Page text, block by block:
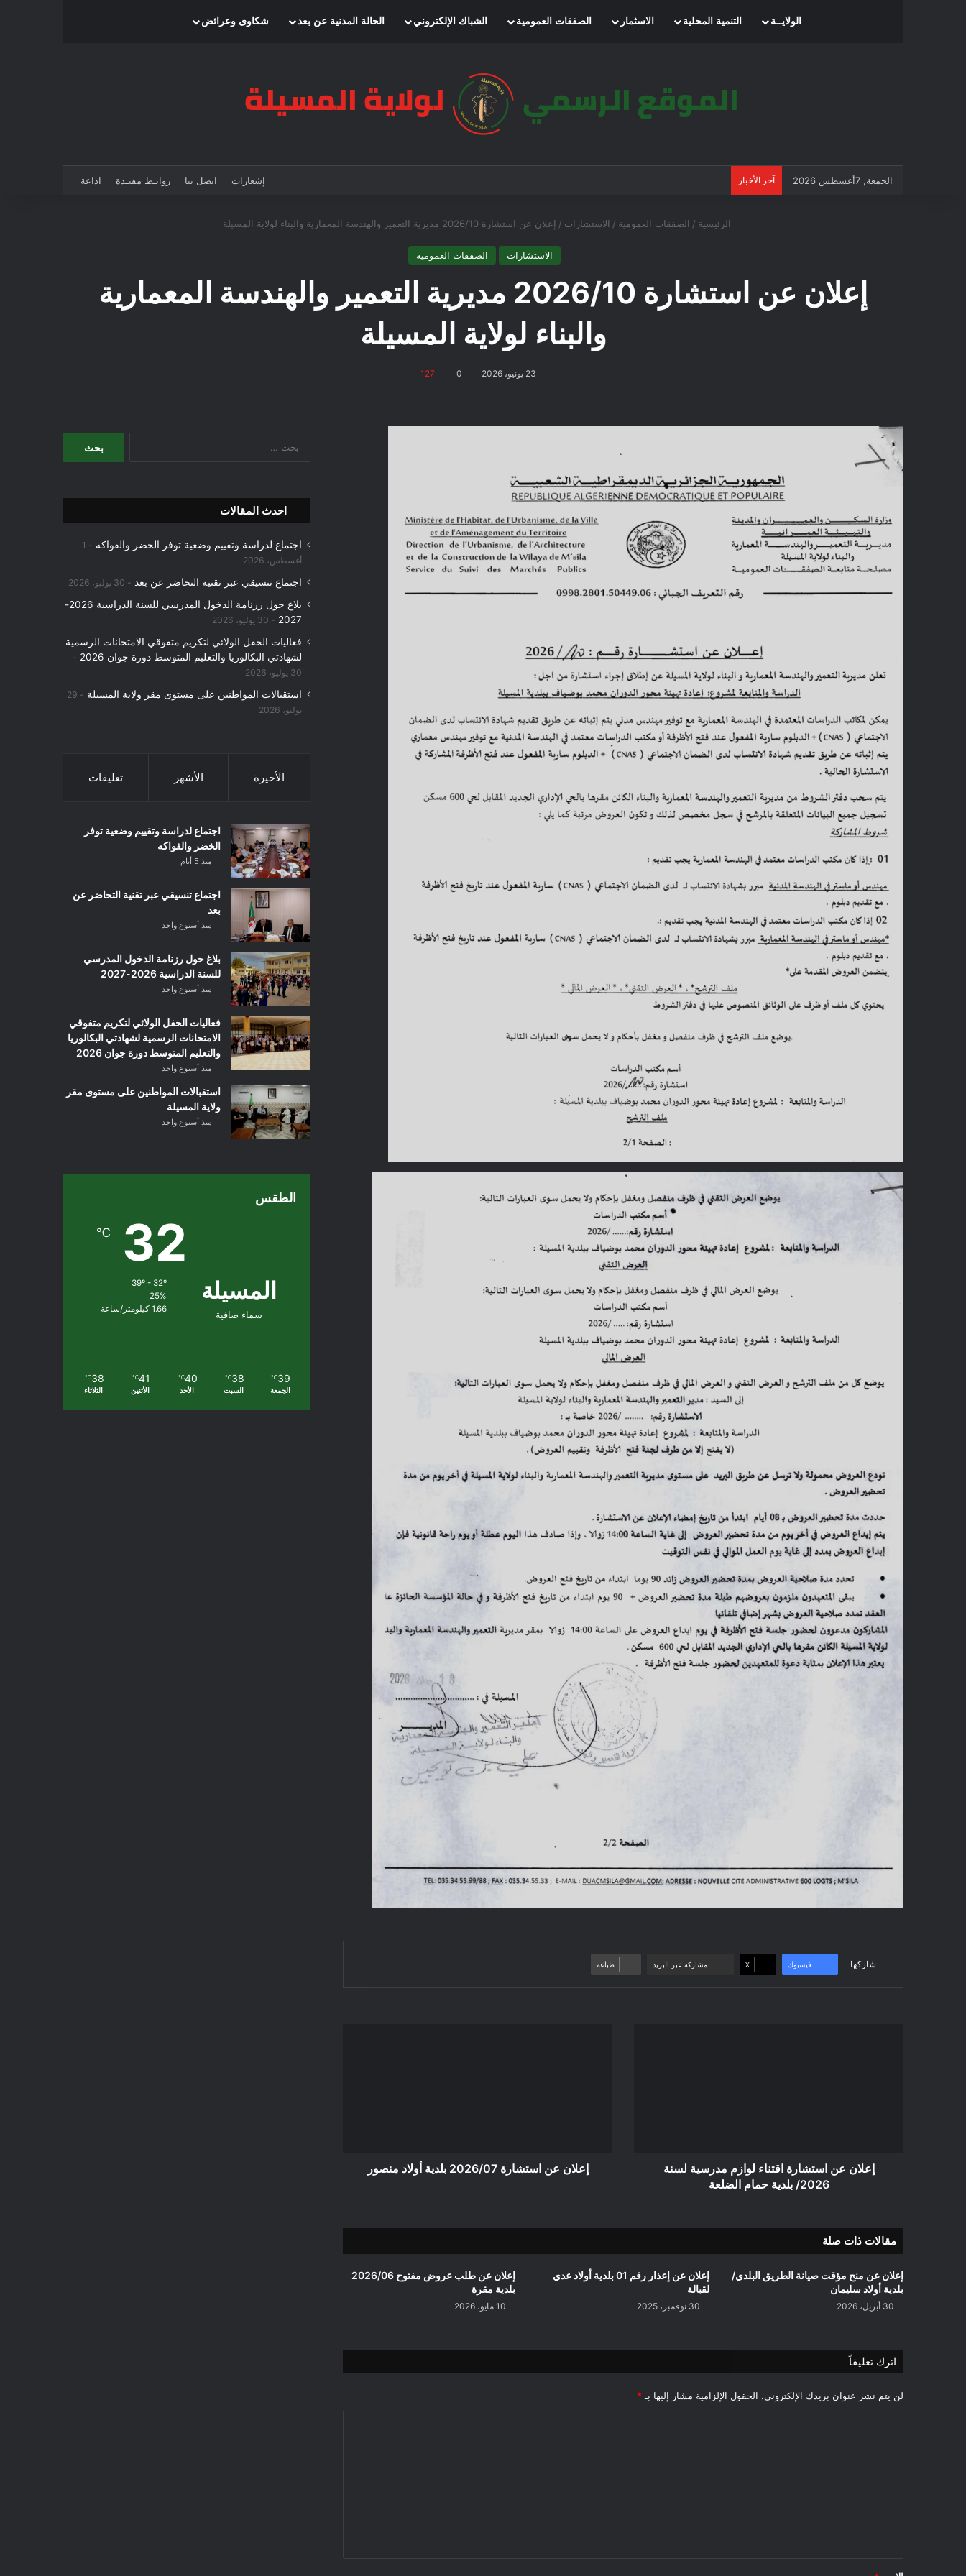
الرئيسيةالولايــة التنمية المحلية الاسثمار الصفقات العمومية الشباك الإلكتروني الحالة المدنية عن بعد شكاوى وعرائض
الجمعة, 7أغسطس 2026 آخر الأخبار إشعارات اتصل بنا روابـط مفيـدة اذاعة
الرئيسية / الصفقات العمومية / الاستشارات / إعلان عن استشارة 2026/10 مديرية التعمير والهندسة المعمارية والبناء لولاية المسيلة
الاستشارات الصفقات العمومية
إعلان عن استشارة 2026/10 مديرية التعمير والهندسة المعمارية
والبناء لولاية المسيلة
23 يونيو، 2026 0
127
شاركها فيسبوك ‫X مشاركة عبر البريد طباعة
إعلان عن استشارة اقتناء لوازم مدرسية لسنة
2026/ بلدية حمام الضلعة
إعلان عن استشارة 2026/07 بلدية أولاد منصور
مقالات ذات صلة
إعلان عن منح مؤقت صيانة الطريق البلدي/
بلدية أولاد سليمان
30 أبريل، 2026
إعلان عن إعذار رقم 01 بلدية أولاد عدي
لقبالة
30 نوفمبر، 2025
إعلان عن طلب عروض مفتوح 2026/06
بلدية مقرة
10 مايو، 2026
اترك تعليقاً
لن يتم نشر عنوان بريدك الإلكتروني. الحقول الإلزامية مشار إليها بـ *
*
احدث المقالات
اجتماع لدراسة وتقييم وضعية توفر الخضر والفواكه
1
أغسطس، 2026
اجتماع تنسيقي عبر تقنية التحاضر عن بعد 30 يوليو، 2026
بلاغ حول رزنامة الدخول المدرسي للسنة الدراسية 2026-
2027
30 يوليو، 2026
فعاليات الحفل الولائي لتكريم متفوقي الامتحانات الرسمية
لشهادتي البكالوريا والتعليم المتوسط دورة جوان 2026
30 يوليو، 2026
استقبالات المواطنين على مستوى مقر ولاية المسيلة
29
يوليو، 2026
الأخيرة الأشهر تعليقات
اجتماع لدراسة وتقييم وضعية توفر
الخضر والفواكه
منذ 5 أيام
اجتماع تنسيقي عبر تقنية التحاضر عن
بعد
منذ أسبوع واحد
بلاغ حول رزنامة الدخول المدرسي
للسنة الدراسية 2026-2027
منذ أسبوع واحد
فعاليات الحفل الولائي لتكريم متفوقي
الامتحانات الرسمية لشهادتي البكالوريا
والتعليم المتوسط دورة جوان 2026
منذ أسبوع واحد
استقبالات المواطنين على مستوى مقر
ولاية المسيلة
منذ أسبوع واحد
الطقس
المسيلة
سماء صافية
32
℃
39º - 32º
25%
1.66 كيلومتر/ساعة
39
℃
الجمعة
38
℃
السبت
40
℃
الأحد
41
℃
الأثنين
38
℃
الثلاثاء